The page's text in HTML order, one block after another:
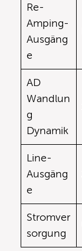
Re-
Amping-
Ausgäng
e
AD
Wandlun
g
Dynamik
Line-
Ausgäng
e
Stromver
sorgung